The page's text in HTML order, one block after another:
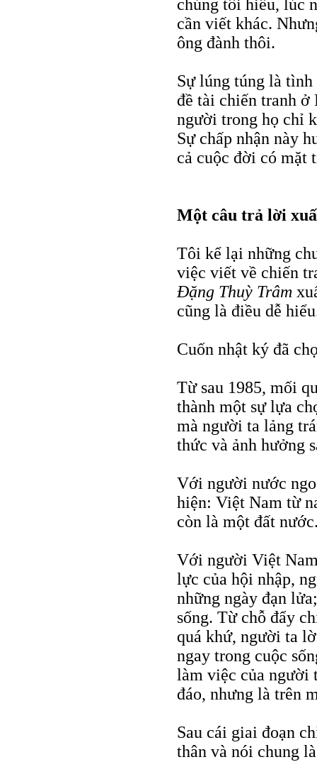
chúng tôi hiểu, lúc
cần viết khác.
ông đành thôi.
Sự lúng túng là
đề tài chiến tranh
người trong họ chỉ
Sự chấp nhận này
cả cuộc đời có mặt
Một câu trả lời
Tôi kể lại những
việc viết về chiến
Đặng Thuỳ Trâm
cũng là điều dễ
Cuốn nhật ký đã
Từ sau 1985, mối
thành một sự lựa
mà người ta lảng
thức và ảnh hưởng
Với người nước
hiện: Việt Nam từ
còn là một đất
Với người Việt
lực của hội nhập,
những ngày đạn
sống. Từ chỗ đẩy
quá khứ, người ta
ngay trong cuộc
làm việc của người
đáo, nhưng là trên
Sau cái giai đoạn
thân và nói chung